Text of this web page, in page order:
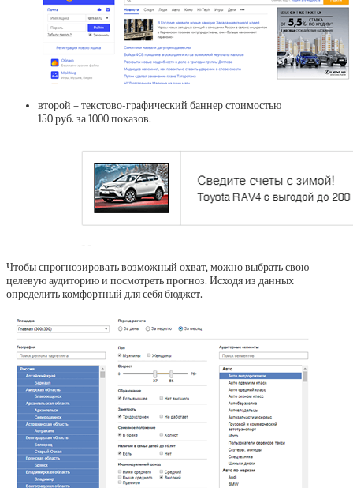
второй – текстово-графический баннер стоимостью
150 руб. за 1000 показов.
Чтобы спрогнозировать возможный охват, можно выбрать свою
целевую аудиторию и посмотреть прогноз. Исходя из данных
определить комфортный для себя бюджет.